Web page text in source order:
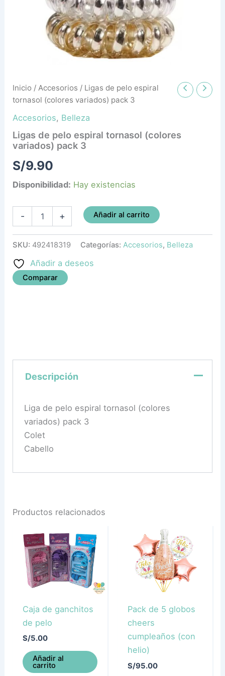
Inicio / Accesorios / Ligas de pelo espiral
tornasol (colores variados) pack 3
Accesorios, Belleza
Ligas de pelo espiral tornasol (colores
variados) pack 3
S/9.90
Disponibilidad: Hay existencias
- + Añadir al carrito
SKU: 492418319 Categorías:Accesorios, Belleza
Añadir a deseos
Comparar
Descripción
Liga de pelo espiral tornasol (colores
variados) pack 3
Colet
Cabello
Productos relacionados
Caja de ganchitos
de pelo
S/5.00
Añadir al
carrito
Pack de 5 globos
cheers
cumpleaños (con
helio)
S/95.00